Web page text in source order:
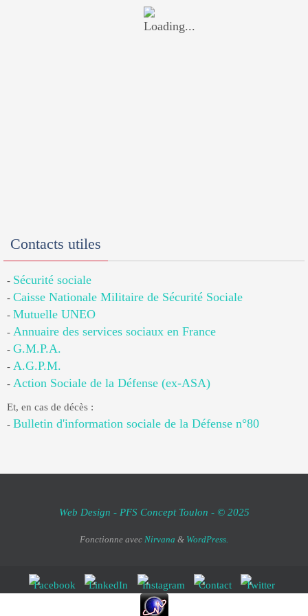
Contacts utiles
- Sécurité sociale
- Caisse Nationale Militaire de Sécurité Sociale
- Mutuelle UNEO
- Annuaire des services sociaux en France
- G.M.P.A.
- A.G.P.M.
- Action Sociale de la Défense (ex-ASA)
Et, en cas de décès :
- Bulletin d'information sociale de la Défense n°80
Web Design - PFS Concept Toulon - © 2025
Fonctionne avec Nirvana & WordPress.